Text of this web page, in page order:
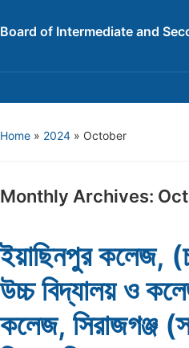
Board of Intermediate and
Home » 2024 » October
Monthly Archives:
ইয়াছিনপুর কলেজ,
উচ্চ বিদ্যালয় ও
কলেজ, সিরাজগঞ্জ